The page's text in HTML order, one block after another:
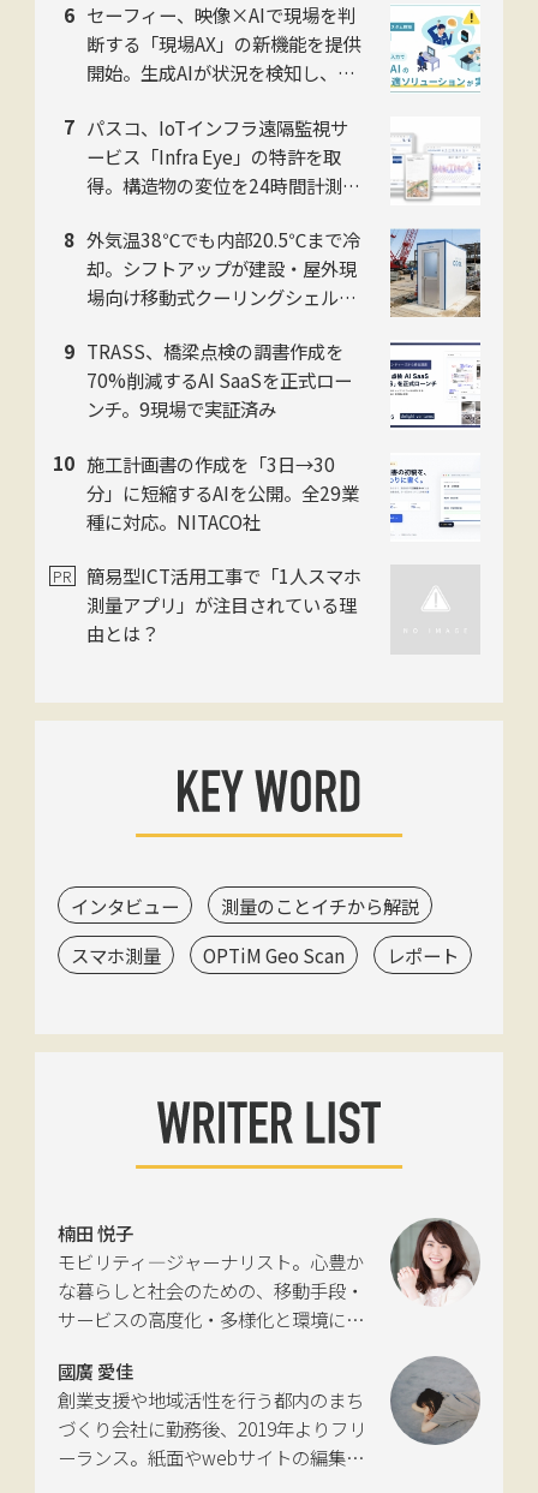
セーフィー、映像×AIで現場を判
断する「現場AX」の新機能を提供
開始。生成AIが状況を検知し、過
パスコ、IoTインフラ遠隔監視サ
ービス「Infra Eye」の特許を取
得。構造物の変位を24時間計測
消
外気温38℃でも内部20.5℃まで冷
却。シフトアップが建設・屋外現
場向け移動式クーリングシェルタ
ルを提供開始
TRASS、橋梁点検の調書作成を
70%削減するAI SaaSを正式ロー
ンチ。9現場で実証済み
施工計画書の作成を「3日→30
分」に短縮するAIを公開。全29業
種に対応。NITACO社
簡易型ICT活用工事で「1人スマホ
測量アプリ」が注目されている理
由とは？
インタビュー
測量のことイチから解説
スマホ測量
OPTiM Geo Scan レポート
楠田 悦子
モビリティ―ジャーナリスト。心豊か
な暮らしと社会のための、移動手段・
サービスの高度化・多様化と環境につ
新聞社モビリティビジネス専門誌
『LIGARE』初代編集長を経て、2013年
に独立。国土交通省の「自転車の活用
推進に向けた有識者会議」、「交通政
國廣 愛佳
創業支援や地域活性を行う都内のまち
づくり会社に勤務後、2019年よりフリ
ーランス。紙面やwebサイトの編集、